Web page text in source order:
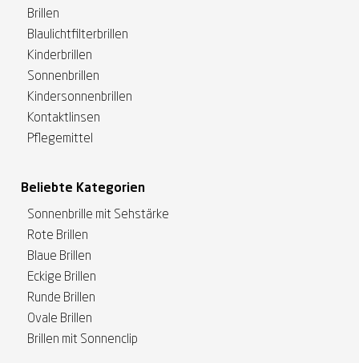
Brillen
Blaulichtfilterbrillen
Kinderbrillen
Sonnenbrillen
Kindersonnenbrillen
Kontaktlinsen
Pflegemittel
Beliebte Kategorien
Sonnenbrille mit Sehstärke
Rote Brillen
Blaue Brillen
Eckige Brillen
Runde Brillen
Ovale Brillen
Brillen mit Sonnenclip